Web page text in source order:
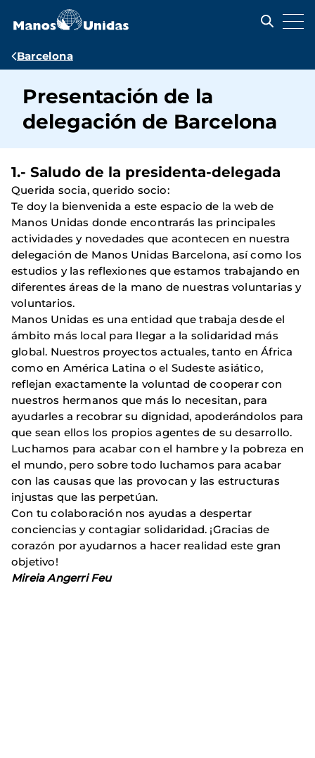
contenido
Ruta
navegación
Barcelona
Presentación de la
delegación de Barcelona
1.- Saludo de la presidenta-delegada
Querida socia, querido socio:
Te doy la bienvenida a este espacio de la web de
Manos Unidas donde encontrarás las principales
actividades y novedades que acontecen en nuestra
delegación de Manos Unidas Barcelona, así como los
estudios y las reflexiones que estamos trabajando en
diferentes áreas de la mano de nuestras voluntarias y
voluntarios.
Manos Unidas es una entidad que trabaja desde el
ámbito más local para llegar a la solidaridad más
global. Nuestros proyectos actuales, tanto en África
como en América Latina o el Sudeste asiático,
reflejan exactamente la voluntad de cooperar con
nuestros hermanos que más lo necesitan, para
ayudarles a recobrar su dignidad, apoderándolos para
que sean ellos los propios agentes de su desarrollo.
Luchamos para acabar con el hambre y la pobreza en
el mundo, pero sobre todo luchamos para acabar
con las causas que las provocan y las estructuras
injustas que las perpetúan.
Con tu colaboración nos ayudas a despertar
conciencias y contagiar solidaridad. ¡Gracias de
corazón por ayudarnos a hacer realidad este gran
objetivo!
Mireia Angerri Feu